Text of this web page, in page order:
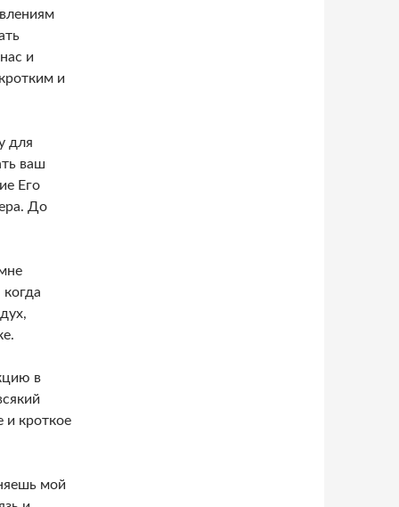
и
и
для
ваш
Его
До
в
и кроткое
мой